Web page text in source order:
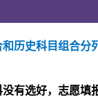
历史科目组合
有选好，志愿填